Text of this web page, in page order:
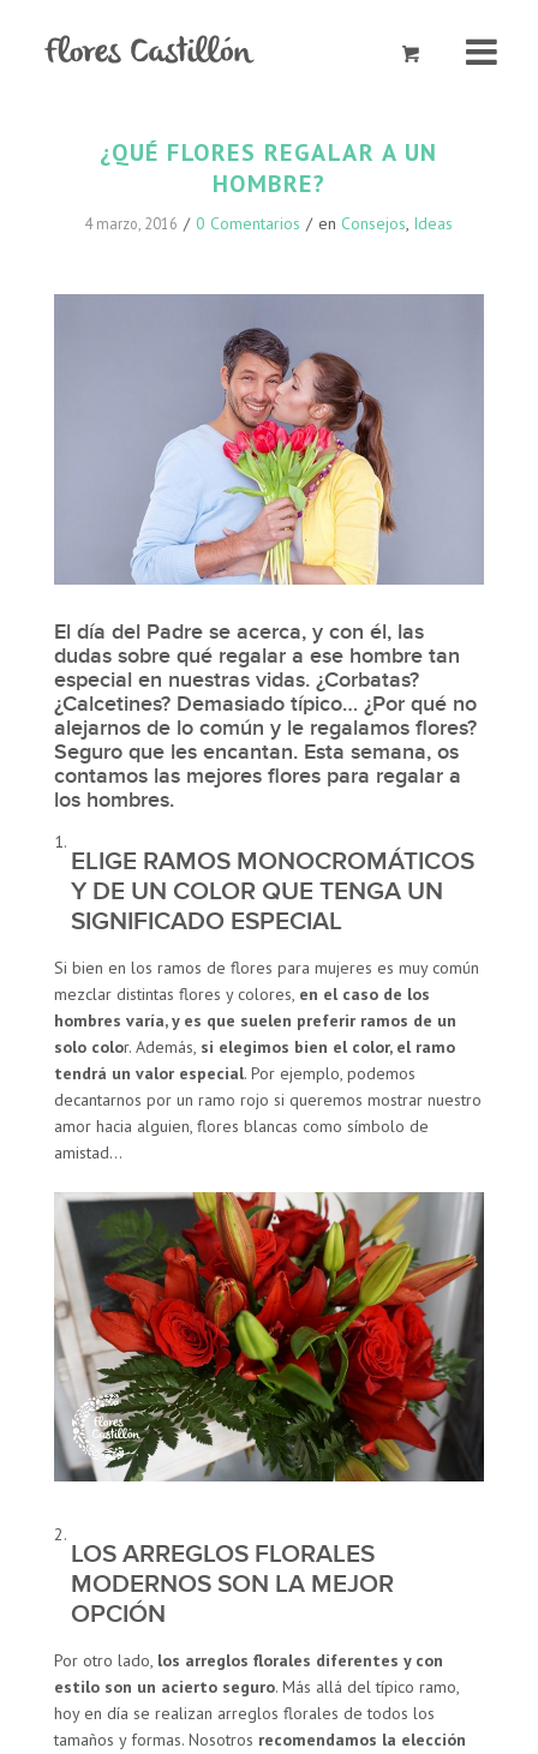
¿QUÉ FLORES REGALAR A UN
HOMBRE?
4 marzo, 2016 / 0 Comentarios / en Consejos, Ideas
El día del Padre se acerca, y con él, las
dudas sobre qué regalar a ese hombre tan
especial en nuestras vidas. ¿Corbatas?
¿Calcetines? Demasiado típico… ¿Por qué no
alejarnos de lo común y le regalamos flores?
Seguro que les encantan. Esta semana, os
contamos las mejores flores para regalar a
los hombres.
ELIGE RAMOS MONOCROMÁTICOS
Y DE UN COLOR QUE TENGA UN
SIGNIFICADO ESPECIAL
Si bien en los ramos de flores para mujeres es muy común
mezclar distintas flores y colores, en el caso de los
hombres varía, y es que suelen preferir ramos de un
solo color. Además, si elegimos bien el color, el ramo
tendrá un valor especial. Por ejemplo, podemos
decantarnos por un ramo rojo si queremos mostrar nuestro
amor hacia alguien, flores blancas como símbolo de
amistad…
LOS ARREGLOS FLORALES
MODERNOS SON LA MEJOR
OPCIÓN
Por otro lado, los arreglos florales diferentes y con
estilo son un acierto seguro. Más allá del típico ramo,
hoy en día se realizan arreglos florales de todos los
tamaños y formas. Nosotros recomendamos la elección